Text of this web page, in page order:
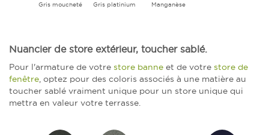
Gris moucheté Gris platinium Manganèse
Nuancier de store extérieur, toucher sablé.
Pour l'armature de votre store banne et de votre store de
fenêtre, optez pour des coloris associés à une matière au
toucher sablé vraiment unique pour un store unique qui
mettra en valeur votre terrasse.